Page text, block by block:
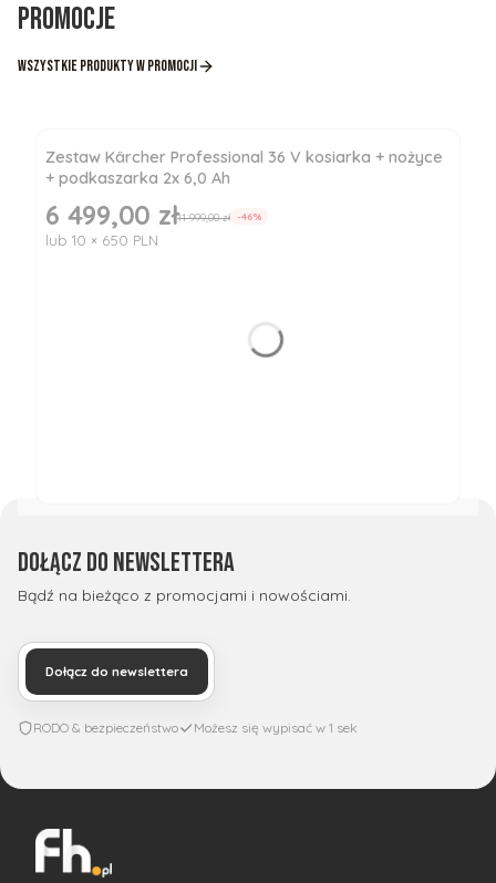
Promocje
Wszystkie produkty w promocji
Zestaw Kärcher Professional 36 V kosiarka + nożyce
+ podkaszarka 2x 6,0 Ah
Cena promocyjna
6 499,00 zł11 999,00 zł -46%
lub 10 × 650 PLN
Dołącz do newslettera
Bądź na bieżąco z promocjami i nowościami.
Dołącz do newslettera
RODO & bezpieczeństwo Możesz się wypisać w 1 sek